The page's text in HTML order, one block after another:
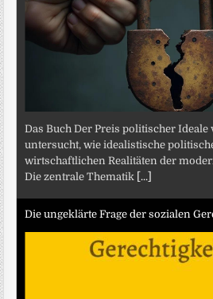
Das Buch Der Preis politischer Ideale
untersucht, wie idealistische
wirtschaftlichen Realitäten der
Die zentrale Thematik [...]
Die ungeklärte Frage der sozialen